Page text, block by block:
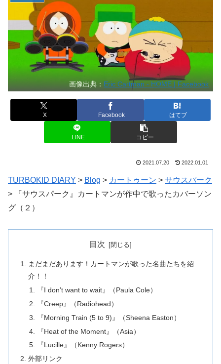
画像出典： Eric Cartman - HOME | Facebook
X Facebook はてブ
LINE コピー
2021.07.20 2022.01.01
TURBOKID DIARY > Blog > カートゥーン > サウスパーク
>
『サウスパーク』カートマンが作中で歌ったカバーソン
グ（２）
目次
まだまだあります！カートマンが歌った名曲たちを紹
介！！
『I don’t want to wait』（Paula Cole）
『Creep』（Radiohead）
『Morning Train (5 to 9)』（Sheena Easton）
『Heat of the Moment』（Asia）
『Lucille』（Kenny Rogers）
外部リンク